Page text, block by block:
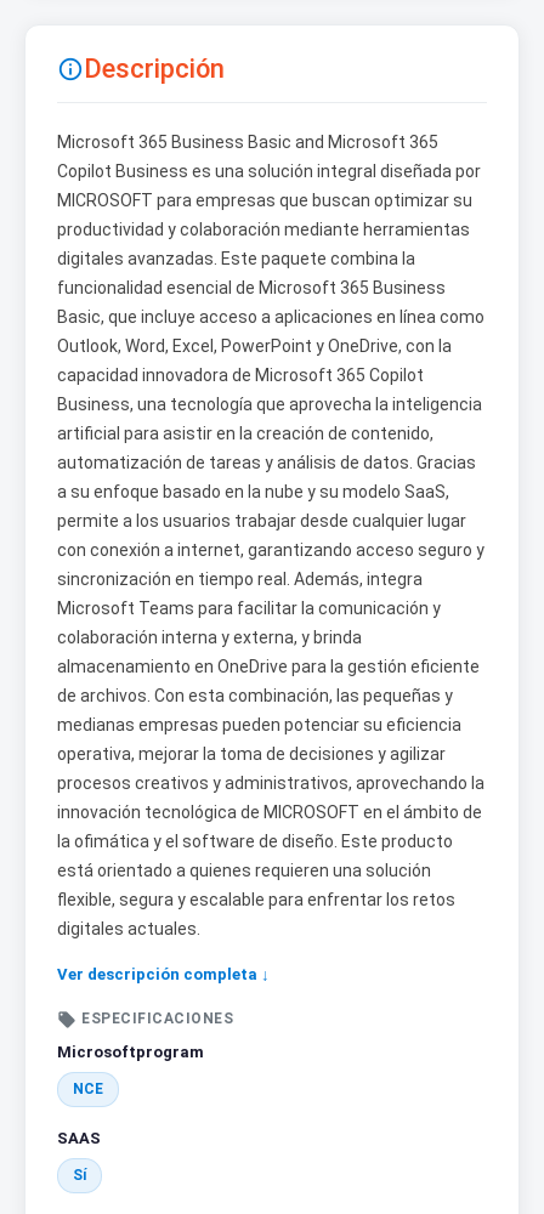
Descripción
Microsoft 365 Business Basic and Microsoft 365
Copilot Business es una solución integral diseñada por
MICROSOFT para empresas que buscan optimizar su
productividad y colaboración mediante herramientas
digitales avanzadas. Este paquete combina la
funcionalidad esencial de Microsoft 365 Business
Basic, que incluye acceso a aplicaciones en línea como
Outlook, Word, Excel, PowerPoint y OneDrive, con la
capacidad innovadora de Microsoft 365 Copilot
Business, una tecnología que aprovecha la inteligencia
artificial para asistir en la creación de contenido,
automatización de tareas y análisis de datos. Gracias
a su enfoque basado en la nube y su modelo SaaS,
permite a los usuarios trabajar desde cualquier lugar
con conexión a internet, garantizando acceso seguro y
sincronización en tiempo real. Además, integra
Microsoft Teams para facilitar la comunicación y
colaboración interna y externa, y brinda
almacenamiento en OneDrive para la gestión eficiente
de archivos. Con esta combinación, las pequeñas y
medianas empresas pueden potenciar su eficiencia
operativa, mejorar la toma de decisiones y agilizar
procesos creativos y administrativos, aprovechando la
innovación tecnológica de MICROSOFT en el ámbito de
la ofimática y el software de diseño. Este producto
está orientado a quienes requieren una solución
flexible, segura y escalable para enfrentar los retos
digitales actuales.
Ver descripción completa ↓
 ESPECIFICACIONES
Microsoftprogram
NCE
SAAS
Sí